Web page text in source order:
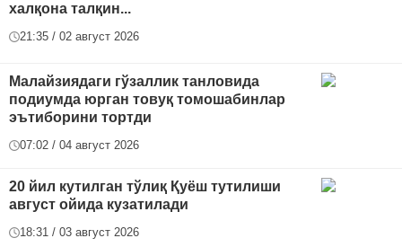
халқона талқин...
21:35 / 02 август 2026
Малайзиядаги гўзаллик танловида
подиумда юрган товуқ томошабинлар
эътиборини тортди
07:02 / 04 август 2026
20 йил кутилган тўлиқ Қуёш тутилиши
август ойида кузатилади
18:31 / 03 август 2026